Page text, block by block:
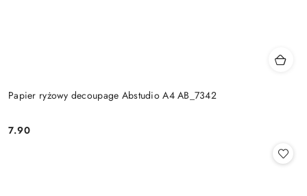
Papier ryżowy decoupage Abstudio A4 AB_7342
Cena:
7.90